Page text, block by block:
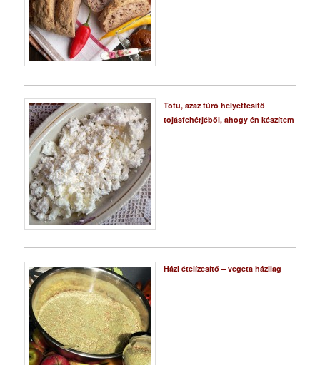
Totu, azaz túró helyettesítő
tojásfehérjéből, ahogy én készítem
Házi ételízesítő – vegeta házilag